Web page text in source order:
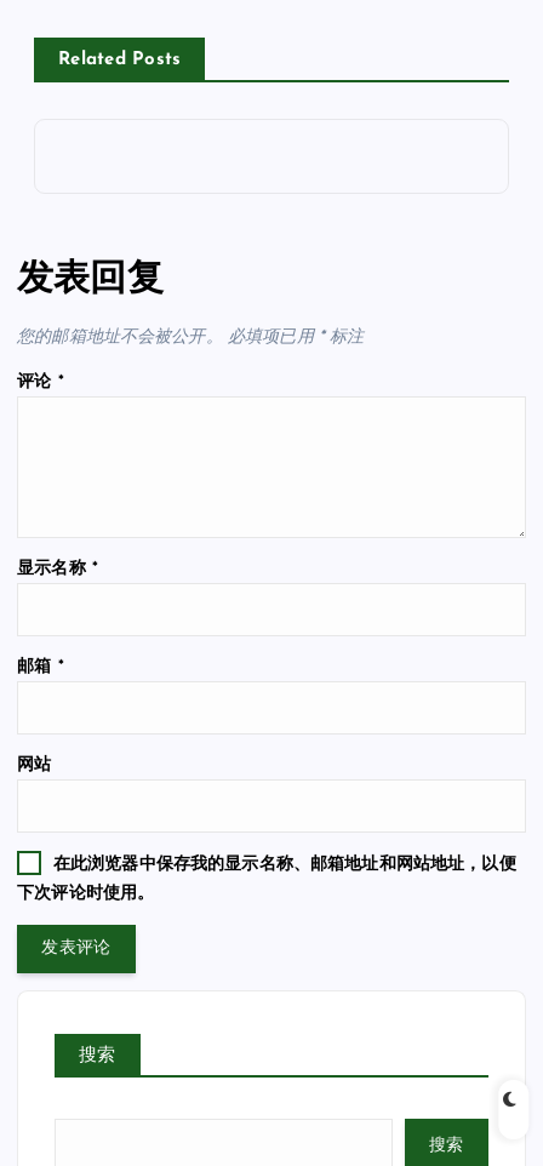
Related Posts
发表回复
您的邮箱地址不会被公开。 必填项已用 *标注
评论 *
显示名称 *
邮箱 *
网站
在此浏览器中保存我的显示名称、邮箱地址和网站地址，以便
下次评论时使用。
搜索
搜索